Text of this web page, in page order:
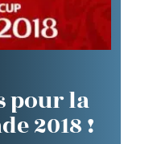
pour la
2018 !